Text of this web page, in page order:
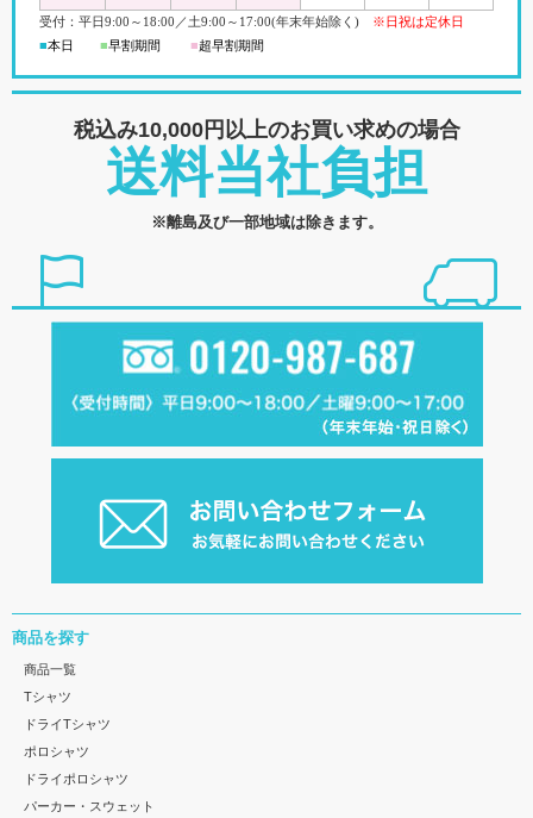
受付：平日9:00 ～18:00 ／ 土9:00 ～ 17:00(年末年始除く) ※日祝は定休日
■本日 ■早割期間 ■超早割期間
税込み10,000円以上のお買い求めの場合
送料当社負担
※離島及び一部地域は除きます。
商品を探す
商品一覧
Tシャツ
ドライTシャツ
ポロシャツ
ドライポロシャツ
パーカー・スウェット